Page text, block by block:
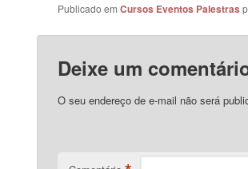
Publicado em Cursos Eventos Palestras
Deixe um
O seu endereço de e-mail não será